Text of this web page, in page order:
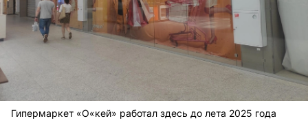
Гипермаркет «О«кей» работал здесь до лета 2025 года